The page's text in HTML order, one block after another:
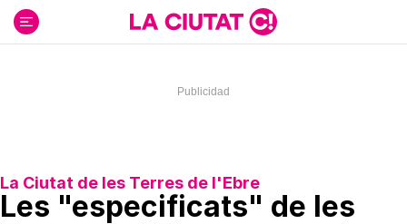
contenido
La Ciutat de les Terres de l'Ebre
Les "especificats" de les